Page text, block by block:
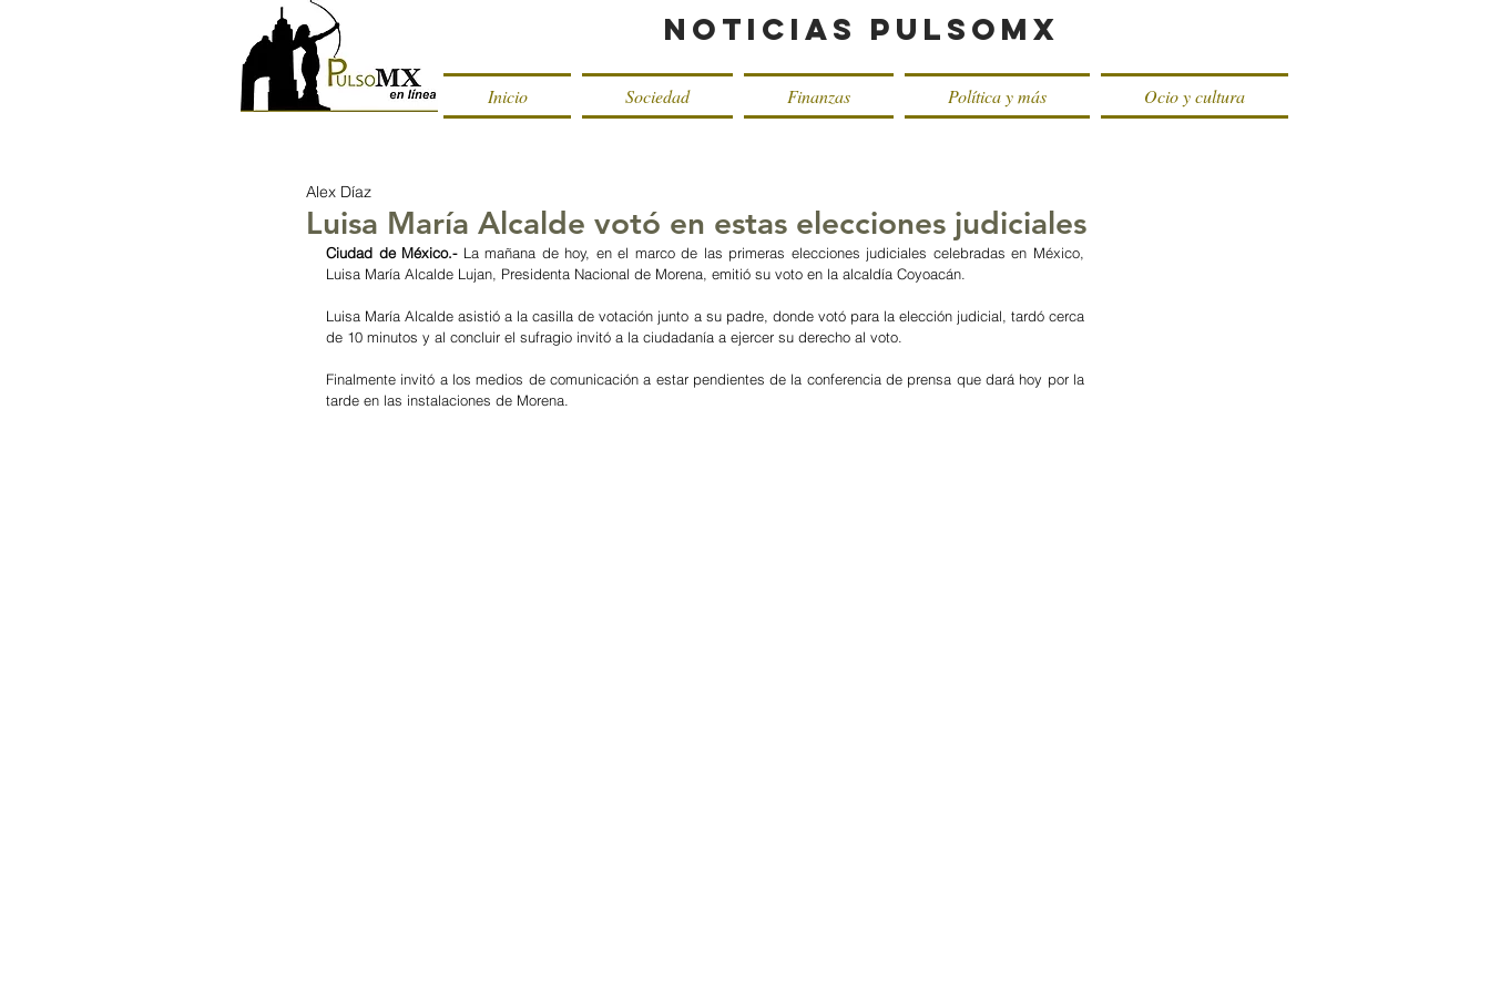
Noticias PulsoMX
Inicio Sociedad Finanzas Política y más Ocio y cultura
Luisa María Alcalde votó en estas elecciones judiciales
Alex Díaz
Ciudad de México.- La mañana de hoy, en el marco de las primeras elecciones judiciales celebradas en México,
Luisa María Alcalde Lujan, Presidenta Nacional de Morena, emitió su voto en la alcaldía Coyoacán.
Luisa María Alcalde asistió a la casilla de votación junto a su padre, donde votó para la elección judicial, tardó cerca
de 10 minutos y al concluir el sufragio invitó a la ciudadanía a ejercer su derecho al voto.
Finalmente invitó a los medios de comunicación a estar pendientes de la conferencia de prensa que dará hoy por la
tarde en las instalaciones de Morena.